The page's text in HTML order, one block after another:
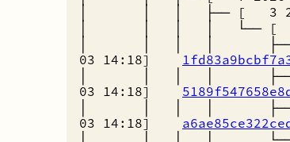
│ │ │ ├── [ 3
│ │ │ │ └── [ 6
│ │ │ │ ├──
03 14:18]
│ │ │ │ ├── [
03 14:18]
│ │ │ │ ├──
03 14:18]